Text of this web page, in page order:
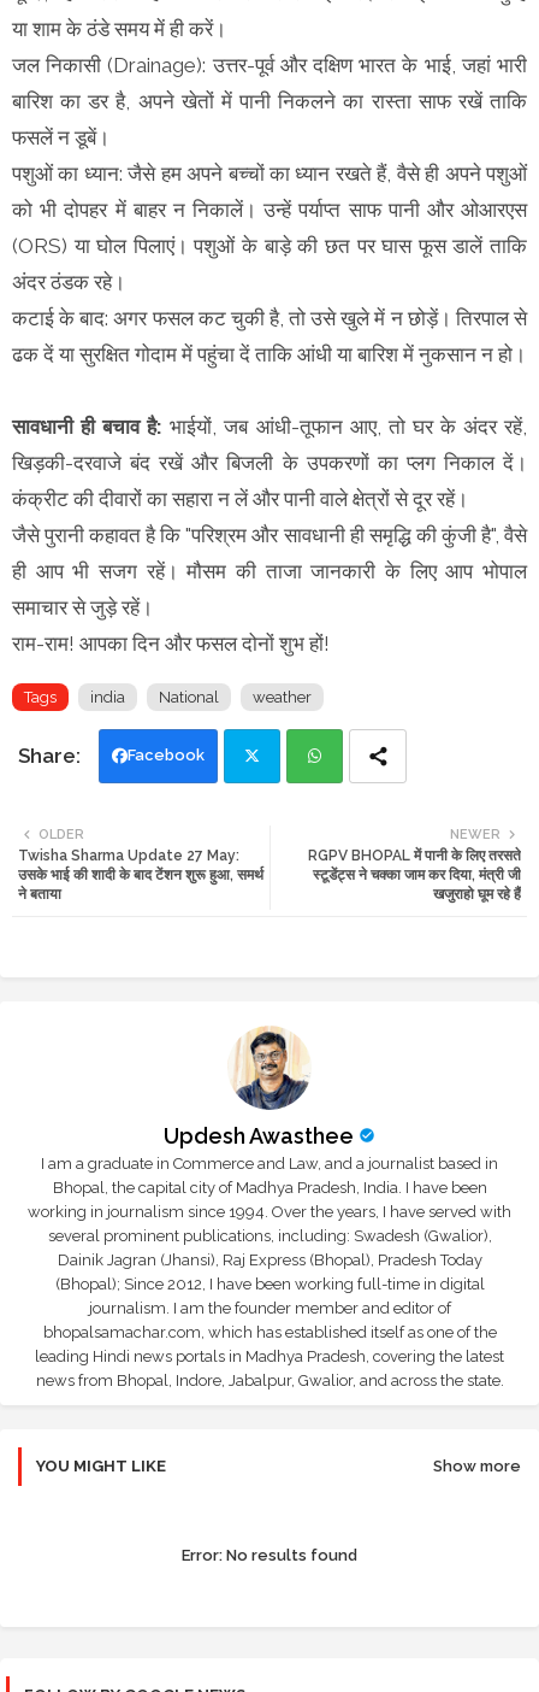
या शाम के ठंडे समय में ही करें।
जल निकासी (Drainage): उत्तर-पूर्व और दक्षिण भारत के भाई, जहां भारी
बारिश का डर है, अपने खेतों में पानी निकलने का रास्ता साफ रखें ताकि
फसलें न डूबें।
पशुओं का ध्यान: जैसे हम अपने बच्चों का ध्यान रखते हैं, वैसे ही अपने पशुओं
को भी दोपहर में बाहर न निकालें। उन्हें पर्याप्त साफ पानी और ओआरएस
(ORS) या घोल पिलाएं। पशुओं के बाड़े की छत पर घास फूस डालें ताकि
अंदर ठंडक रहे।
कटाई के बाद: अगर फसल कट चुकी है, तो उसे खुले में न छोड़ें। तिरपाल से
ढक दें या सुरक्षित गोदाम में पहुंचा दें ताकि आंधी या बारिश में नुकसान न हो।
सावधानी ही बचाव है:भाईयों, जब आंधी-तूफान आए, तो घर के अंदर रहें,
खिड़की-दरवाजे बंद रखें और बिजली के उपकरणों का प्लग निकाल दें।
कंक्रीट की दीवारों का सहारा न लें और पानी वाले क्षेत्रों से दूर रहें।
जैसे पुरानी कहावत है कि "परिश्रम और सावधानी ही समृद्धि की कुंजी है", वैसे
ही आप भी सजग रहें। मौसम की ताजा जानकारी के लिए आप भोपाल
समाचार से जुड़े रहें।
राम-राम! आपका दिन और फसल दोनों शुभ हों!
Tags india National weather
Facebook
ats
NEWER
RGPV BHOPAL में पानी के लिए तरसते
स्टूडेंट्स ने चक्का जाम कर दिया, मंत्री जी
खजुराहो घूम रहे हैं
OLDER
Twisha Sharma Update 27 May:
उसके भाई की शादी के बाद टेंशन शुरू हुआ, समर्थ
ने बताया
Updesh Awasthee
I am a graduate in Commerce and Law, and a journalist based in
Bhopal, the capital city of Madhya Pradesh, India. I have been
working in journalism since 1994. Over the years, I have served with
several prominent publications, including: Swadesh (Gwalior),
Dainik Jagran (Jhansi), Raj Express (Bhopal), Pradesh Today
(Bhopal); Since 2012, I have been working full-time in digital
journalism. I am the founder member and editor of
bhopalsamachar.com, which has established itself as one of the
leading Hindi news portals in Madhya Pradesh, covering the latest
news from Bhopal, Indore, Jabalpur, Gwalior, and across the state.
YOU MIGHT LIKE Show more
Error: No results found